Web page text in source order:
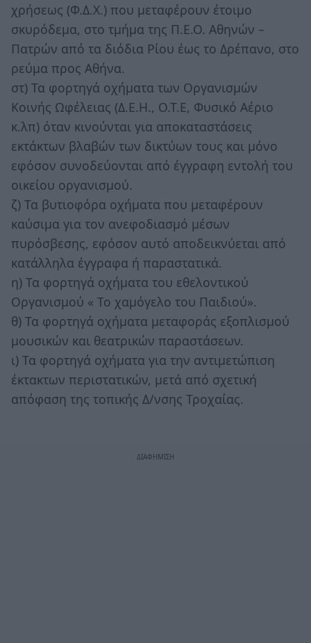
χρήσεως (Φ.Δ.Χ.) που μεταφέρουν έτοιμο
σκυρόδεμα, στο τμήμα της Π.Ε.Ο. Αθηνών –
Πατρών από τα διόδια Ρίου έως το Δρέπανο, στο
ρεύμα προς Αθήνα.
στ) Τα φορτηγά οχήματα των Οργανισμών
Κοινής Ωφέλειας (Δ.Ε.Η., Ο.Τ.Ε, Φυσικό Αέριο
κ.λπ) όταν κινούνται για αποκαταστάσεις
εκτάκτων βλαβών των δικτύων τους και μόνο
εφόσον συνοδεύονται από έγγραφη εντολή του
οικείου οργανισμού.
ζ) Τα βυτιοφόρα οχήματα που μεταφέρουν
καύσιμα για τον ανεφοδιασμό μέσων
πυρόσβεσης, εφόσον αυτό αποδεικνύεται από
κατάλληλα έγγραφα ή παραστατικά.
η) Τα φορτηγά οχήματα του εθελοντικού
Οργανισμού « Το χαμόγελο του Παιδιού».
θ) Τα φορτηγά οχήματα μεταφοράς εξοπλισμού
μουσικών και θεατρικών παραστάσεων.
ι) Τα φορτηγά οχήματα για την αντιμετώπιση
έκτακτων περιστατικών, μετά από σχετική
απόφαση της τοπικής Δ/νσης Τροχαίας.